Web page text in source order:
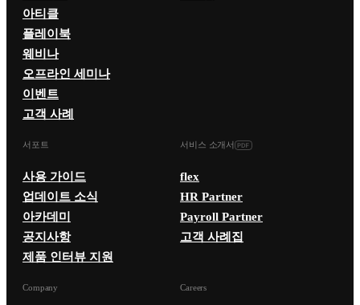
아티클
플레이북
웨비나
오프라인 세미나
이벤트
고객 사례
서포트
사용 가이드
업데이트 소식
아카데미
공지사항
제품 인터뷰 지원
서비스 소개서
flex
HR Partner
Payroll Partner
고객 사례집
Company Careers